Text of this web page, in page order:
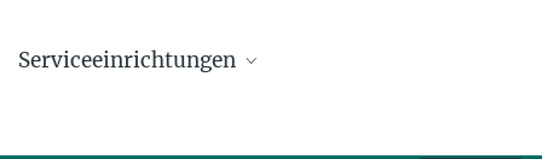
im Ausland
Serviceeinrichtungen